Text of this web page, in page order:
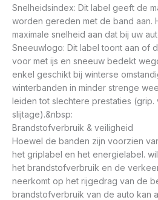
Snelheidsindex: Dit label geeft de
worden gereden met de band aan.
maximale snelheid aan dat bij uw
Sneeuwlogo: Dit label toont aan of
voor met ijs en sneeuw bedekt
enkel geschikt bij winterse
winterbanden in minder strenge
leiden tot slechtere prestaties (grip.
slijtage).&nbsp:
Brandstofverbruik & veiligheid
Hoewel de banden zijn voorzien
het griplabel en het energielabel.
het brandstofverbruik en de
neerkomt op het rijgedrag van de
brandstofverbruik van de auto kan